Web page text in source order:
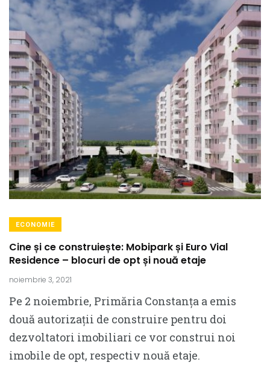
ECONOMIE
Cine și ce construiește: Mobipark și Euro Vial
Residence – blocuri de opt și nouă etaje
noiembrie 3, 2021
Pe 2 noiembrie, Primăria Constanța a emis
două autorizații de construire pentru doi
dezvoltatori imobiliari ce vor construi noi
imobile de opt, respectiv nouă etaje.